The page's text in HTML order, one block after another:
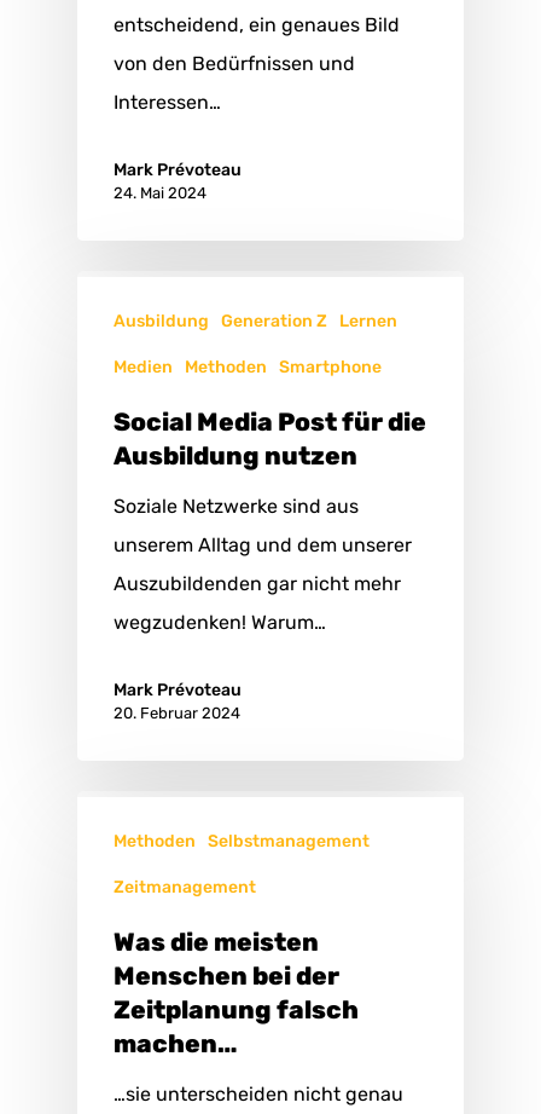
entscheidend, ein genaues Bild
von den Bedürfnissen und
Interessen…
Mark Prévoteau
24. Mai 2024
Ausbildung Generation Z Lernen
Medien Methoden Smartphone
Social Media Post für die
Ausbildung nutzen
Soziale Netzwerke sind aus
unserem Alltag und dem unserer
Auszubildenden gar nicht mehr
wegzudenken! Warum…
Mark Prévoteau
20. Februar 2024
Methoden Selbstmanagement
Zeitmanagement
Was die meisten
Menschen bei der
Zeitplanung falsch
machen…
…sie unterscheiden nicht genau